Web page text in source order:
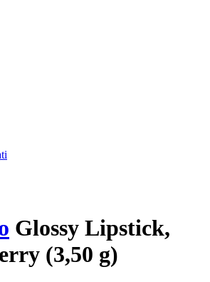
Glossy Lipstick,
(3,50 g)